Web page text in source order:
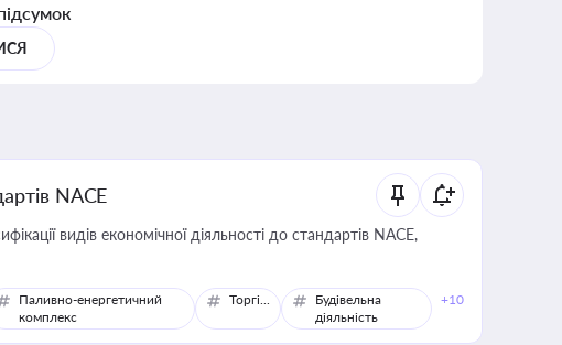
NACE
видів економічної діяльності до стандартів NACE,
Паливно-енергетичний
комплекс
Торгівля
Будівельна
діяльність
+10